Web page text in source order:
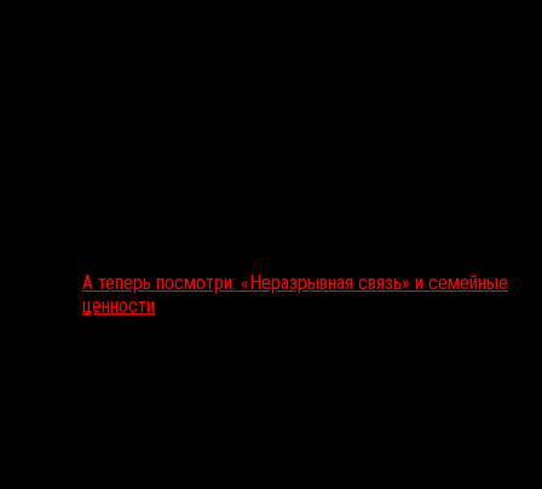
А теперь посмотри: «Неразрывная связь» и семейные
ценности